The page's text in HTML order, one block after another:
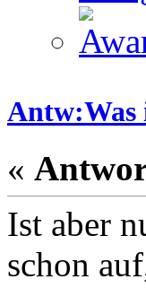
Antw:Was
«
Ist aber
schon